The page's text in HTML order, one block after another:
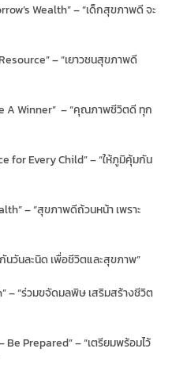
Wealth” – “เด็กสุขภาพดี จะ
– “เยาวชนสุขภาพดี
A Winner” – “คุณภาพชีวิตดี ทุก
for Every Child” – “ให้ภูมิคุ้มกัน
– “สุขภาพดีถ้วนหน้า เพราะ
นวันละนิด เพื่อชีวิตและสุขภาพ”
– “ร่วมขจัดมลพิษ เสริมสร้างชีวิต
Prepared” – “เตรียมพร้อมไว้